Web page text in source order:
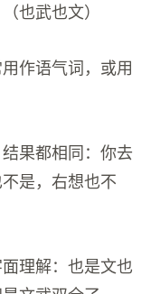
也武也文）
作语气词，或用
果都相同：你去
是，右想也不
理解：也是文也